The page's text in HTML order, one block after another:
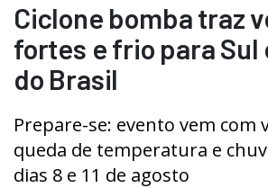
Ciclone bomba traz
fortes e frio para Sul
do Brasil
Prepare-se: evento vem com
queda de temperatura e
dias 8 e 11 de agosto